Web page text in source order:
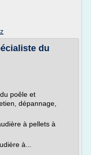
du
poêle et
dépannage,
à pellets à
à...